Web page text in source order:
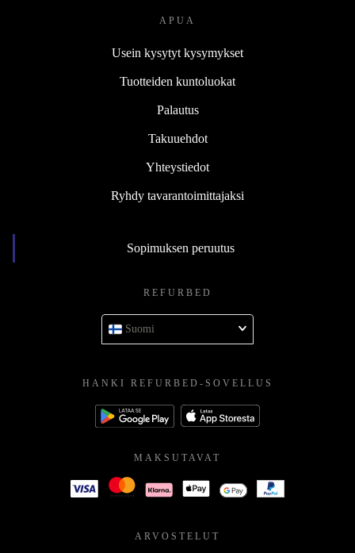
APUA
Usein kysytyt kysymykset
Tuotteiden kuntoluokat
Palautus
Takuuehdot
Yhteystiedot
Ryhdy tavarantoimittajaksi
Sopimuksen peruutus
REFURBED
Suomi
HANKI REFURBED-SOVELLUS
MAKSUTAVAT
ARVOSTELUT